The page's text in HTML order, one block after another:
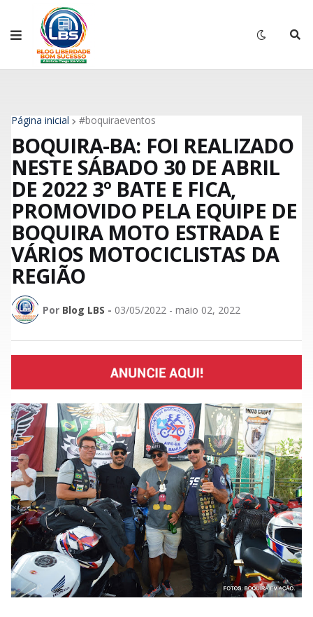
Página inicial #boquiraeventos
BOQUIRA-BA: FOI REALIZADO
NESTE SÁBADO 30 DE ABRIL
DE 2022 3º BATE E FICA,
PROMOVIDO PELA EQUIPE DE
BOQUIRA MOTO ESTRADA E
VÁRIOS MOTOCICLISTAS DA
REGIÃO
Por Blog LBS - 03/05/2022 - maio 02, 2022